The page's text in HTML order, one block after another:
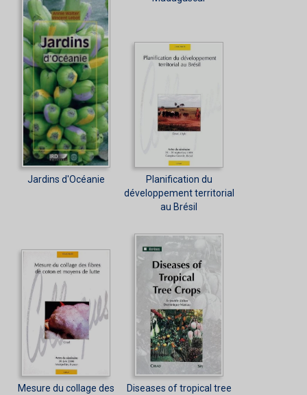
Jardins d'Océanie
Planification du
développement territorial
au Brésil
Mesure du collage des
Diseases of tropical tree